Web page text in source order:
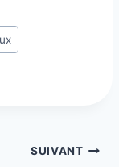
SUIVANT